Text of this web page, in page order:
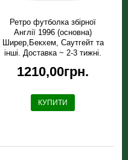
Ретро футболка збірної
Англії 1996 (основна)
Ширер,Бекхем, Саутгейт та
інші. Доставка ~ 2-3 тижні.
1210,00грн.
КУПИТИ